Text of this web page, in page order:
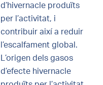
d’hivernacle produïts
per l’activitat, i
contribuir així a reduir
l’escalfament global.
L’origen dels gasos
d’efecte hivernacle